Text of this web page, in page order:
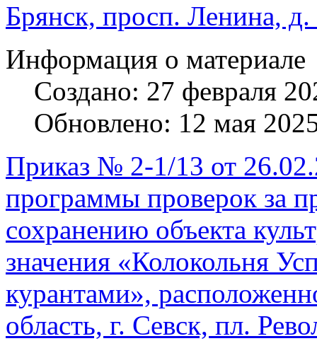
Брянск, просп. Ленина,
Информация о материале
Создано: 27 февраля
Обновлено: 12 мая
Приказ № 2-1/13 от
программы проверок за
сохранению объекта
значения «Колокольня
курантами»,
область, г. Севск, пл.